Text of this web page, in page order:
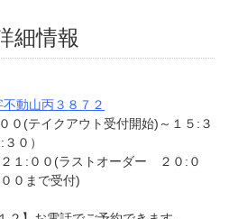
細情報
動山丙３８７２
(テイクアウト受付開始)～１５:３
０）
１:００(ラストオーダー ２０:０
０まで受付)